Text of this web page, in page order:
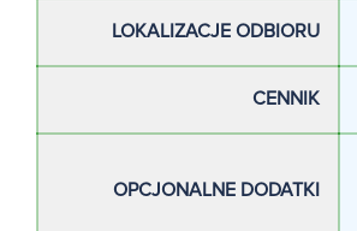
LOKALIZACJE ODBIORU
CENNIK
OPCJONALNE DODATKI